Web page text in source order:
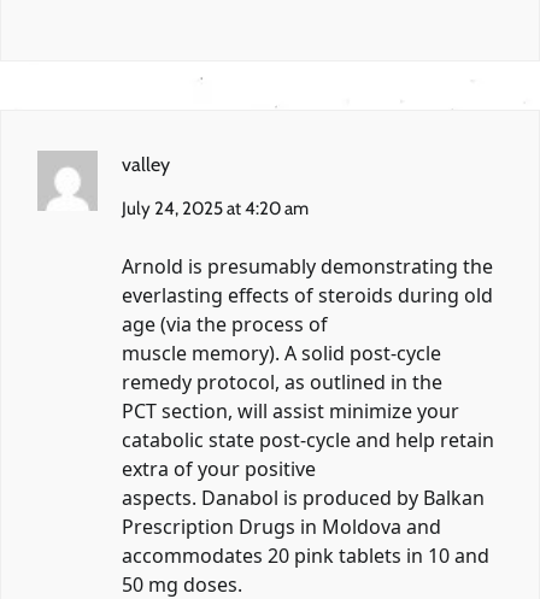
valley
July 24, 2025 at 4:20 am
Arnold is presumably demonstrating the
everlasting effects of steroids during old
age (via the process of
muscle memory). A solid post-cycle
remedy protocol, as outlined in the
PCT section, will assist minimize your
catabolic state post-cycle and help retain
extra of your positive
aspects. Danabol is produced by Balkan
Prescription Drugs in Moldova and
accommodates 20 pink tablets in 10 and
50 mg doses.